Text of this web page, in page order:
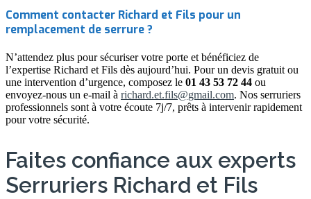
Comment contacter Richard et Fils pour un
remplacement de serrure ?
N’attendez plus pour sécuriser votre porte et bénéficiez de
l’expertise Richard et Fils dès aujourd’hui. Pour un devis gratuit ou
une intervention d’urgence, composez le 01 43 53 72 44 ou
envoyez-nous un e-mail à richard.et.fils@gmail.com. Nos serruriers
professionnels sont à votre écoute 7j/7, prêts à intervenir rapidement
pour votre sécurité.
Faites confiance aux experts
Serruriers Richard et Fils